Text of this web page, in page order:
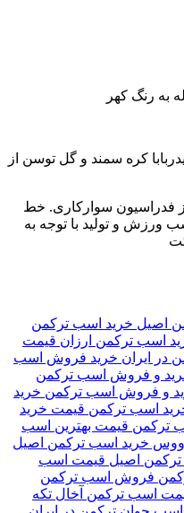
کره سمند و گل توسن از
فدراسیون سوارکاری. خط
ورزش و تولید با توجه به